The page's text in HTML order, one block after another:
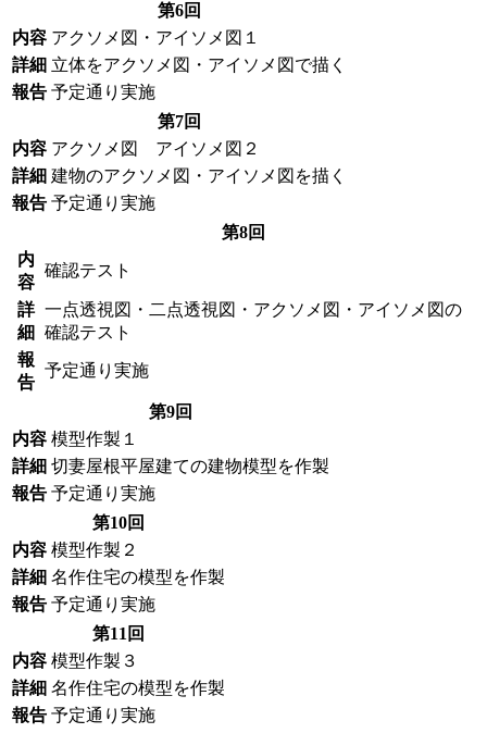
第6回
内容 アクソメ図・アイソメ図１
詳細 立体をアクソメ図・アイソメ図で描く
報告 予定通り実施
第7回
内容 アクソメ図 アイソメ図２
詳細 建物のアクソメ図・アイソメ図を描く
報告 予定通り実施
第8回
内
容
確認テスト
詳
細
一点透視図・二点透視図・アクソメ図・アイソメ図の
確認テスト
報
告
予定通り実施
第9回
内容 模型作製１
詳細 切妻屋根平屋建ての建物模型を作製
報告 予定通り実施
第10回
内容 模型作製２
詳細 名作住宅の模型を作製
報告 予定通り実施
第11回
内容 模型作製３
詳細 名作住宅の模型を作製
報告 予定通り実施